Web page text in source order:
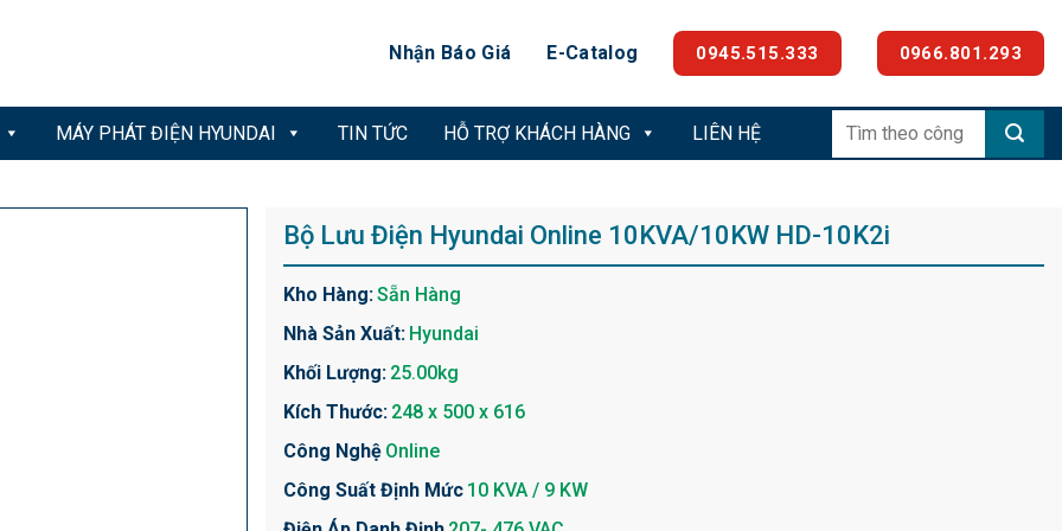
Nhận Báo Giá E-Catalog 0945.515.333 0966.801.293
MÁY PHÁT ĐIỆN HYUNDAI TIN TỨC HỖ TRỢ KHÁCH HÀNG LIÊN HỆ
kiếm:
Bộ Lưu Điện Hyundai Online 10KVA/10KW HD-10K2i
Kho Hàng:Sẵn Hàng
Nhà Sản Xuất: Hyundai
Khối Lượng: 25.00kg
Kích Thước: 248 x 500 x 616
Công Nghệ Online
Công Suất Định Mức 10 KVA / 9 KW